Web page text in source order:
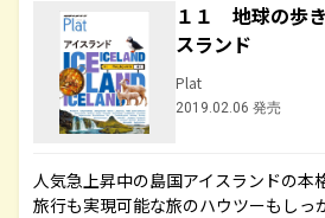
１１ 地球の歩
スランド
Plat
2019.02.06 発売
人気急上昇中の島国アイスランドの本
旅行も実現可能な旅のハウツーもしっ